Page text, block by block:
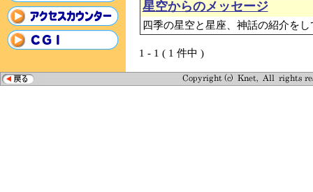
星空からのメッセージ
四季の星空と星座、神話の紹介を
1 - 1 ( 1 件中 )